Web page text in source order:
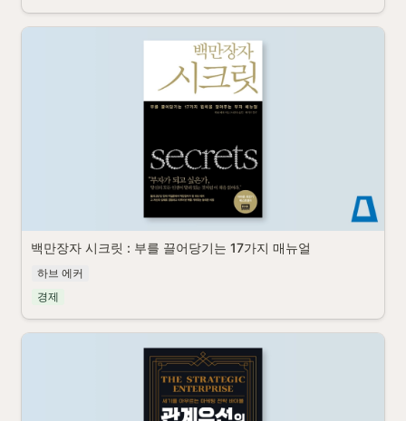
백만장자 시크릿 : 부를 끌어당기는 17가지 매뉴얼
하브 에커
경제